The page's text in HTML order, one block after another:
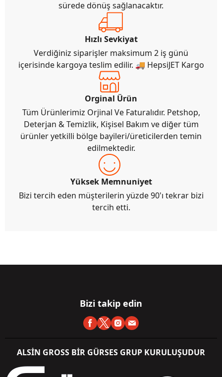
sürede dönüş sağlanacaktır.
Hızlı Sevkiyat
Verdiğiniz siparişler maksimum 2 iş günü
içerisinde kargoya teslim edilir. 🚚 HepsiJET Kargo
Orginal Ürün
Tüm Ürünlerimiz Orjinal Ve Faturalıdır. Petshop,
Deterjan & Temizlik, Kişisel Bakım ve diğer tüm
ürünler yetkilli bölge bayileri/üreticilerden temin
edilmektedir.
Yüksek Memnuniyet
Bizi tercih eden müşterilerin yüzde 90'ı tekrar bizi
tercih etti.
Bizi takip edin
ALSİN GROSS BİR GÜRSES GRUP KURULUŞUDUR